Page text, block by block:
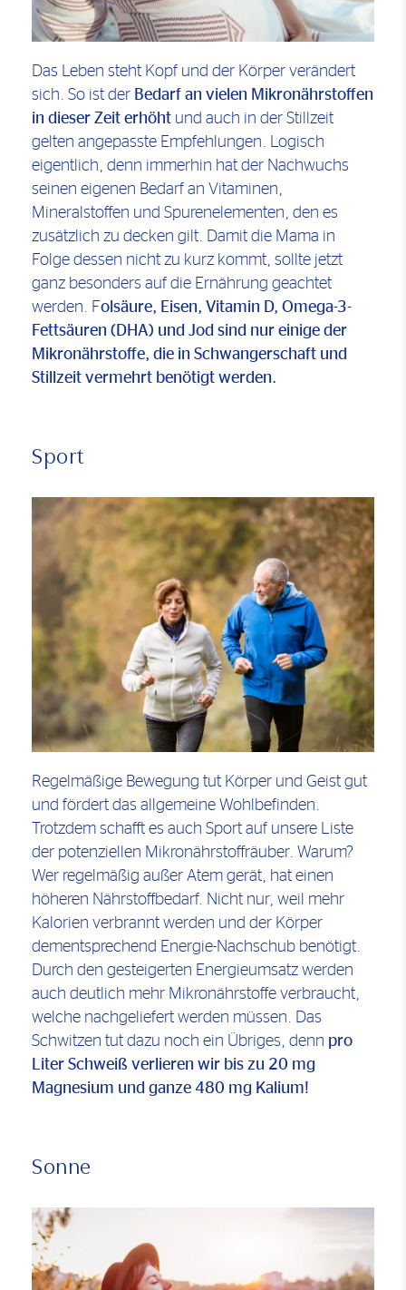
Das Leben steht Kopf und der Körper verändert
sich. So ist der Bedarf an vielen Mikronährstoffen
in dieser Zeit erhöht und auch in der Stillzeit
gelten angepasste Empfehlungen. Logisch
eigentlich, denn immerhin hat der Nachwuchs
seinen eigenen Bedarf an Vitaminen,
Mineralstoffen und Spurenelementen, den es
zusätzlich zu decken gilt. Damit die Mama in
Folge dessen nicht zu kurz kommt, sollte jetzt
ganz besonders auf die Ernährung geachtet
werden. Folsäure, Eisen, Vitamin D, Omega-3-
Fettsäuren (DHA) und Jod sind nur einige der
Mikronährstoffe, die in Schwangerschaft und
Stillzeit vermehrt benötigt werden.
Sport
Regelmäßige Bewegung tut Körper und Geist gut
und fördert das allgemeine Wohlbefinden.
Trotzdem schafft es auch Sport auf unsere Liste
der potenziellen Mikronährstoffräuber. Warum?
Wer regelmäßig außer Atem gerät, hat einen
höheren Nährstoffbedarf. Nicht nur, weil mehr
Kalorien verbrannt werden und der Körper
dementsprechend Energie-Nachschub benötigt.
Durch den gesteigerten Energieumsatz werden
auch deutlich mehr Mikronährstoffe verbraucht,
welche nachgeliefert werden müssen. Das
Schwitzen tut dazu noch ein Übriges, denn pro
Liter Schweiß verlieren wir bis zu 20 mg
Magnesium und ganze 480 mg Kalium!
Sonne